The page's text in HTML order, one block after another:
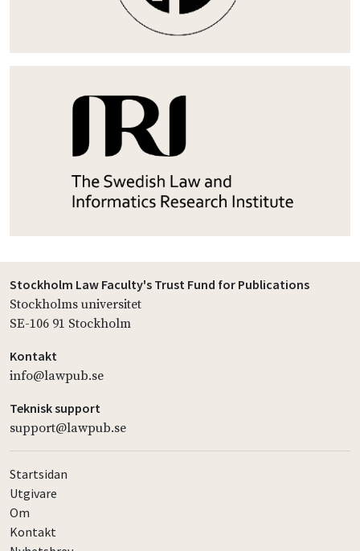
Stockholm Law Faculty's Trust Fund for Publications
Stockholms universitet
SE-106 91 Stockholm
Kontakt
info@lawpub.se
Teknisk support
support@lawpub.se
Startsidan
Utgivare
Om
Kontakt